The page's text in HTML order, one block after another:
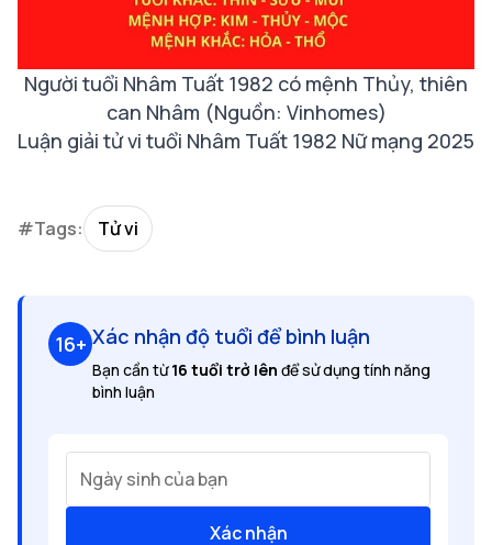
Người tuổi Nhâm Tuất 1982 có mệnh Thủy, thiên
can Nhâm (Nguồn: Vinhomes)
Luận giải tử vi tuổi Nhâm Tuất 1982 Nữ mạng 2025
#Tags: Tử vi
16+ Xác nhận độ tuổi để bình luận
Bạn cần từ16 tuổi trở lên để sử dụng tính năng
bình luận
Ngày sinh của bạn
Xác nhận